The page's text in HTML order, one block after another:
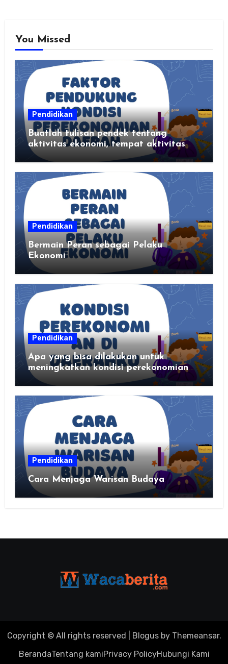
You Missed
Pendidikan
Buatlah tulisan pendek tentang
aktivitas ekonomi, tempat aktivitas
ekonomi, dan hasil produksi daerah
kalian
Pendidikan
Bermain Peran sebagai Pelaku
Ekonomi
Pendidikan
Apa yang bisa dilakukan untuk
meningkatkan kondisi perekonomian
daerahku?
Pendidikan
Cara Menjaga Warisan Budaya
Copyright © All rights reserved Blogusby Themeansar.
BerandaTentang kamiPrivacy PolicyHubungi Kami